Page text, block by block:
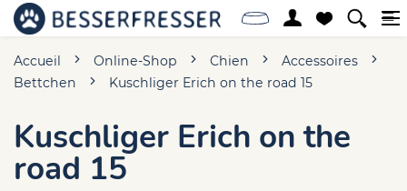
Accueil Online-Shop Chien
Accessoires
Bettchen
Kuschliger Erich on the road 15
Kuschliger Erich on the
road 15